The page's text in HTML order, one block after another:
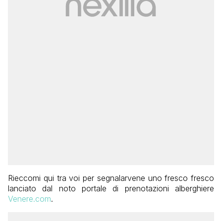
Rieccomi qui tra voi per segnalarvene uno fresco fresco
lanciato dal noto portale di prenotazioni alberghiere
Venere.com.